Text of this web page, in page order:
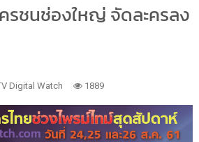
รชนช่องใหญ่ จัดละครลง
Digital Watch 1889